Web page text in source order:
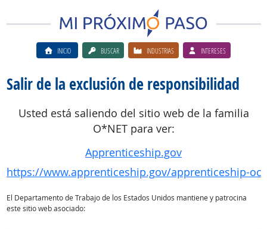
INICIO BUSCAR INDUSTRIAS INTERESES
Salir de la exclusión de responsibilidad
Usted está saliendo del sitio web de la familia
O*NET para ver:
Apprenticeship.gov
https://www.apprenticeship.gov/apprenticeship-
El Departamento de Trabajo de los Estados Unidos mantiene y patrocina
este sitio web asociado: